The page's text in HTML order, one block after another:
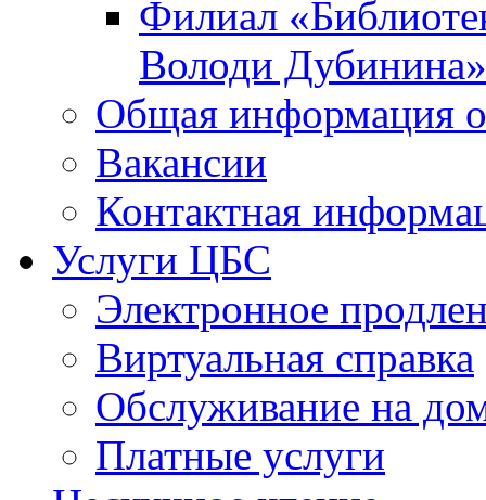
Филиал
Володи Дубинина»
Общая информация
Вакансии
Контактная
Услуги ЦБС
Электронное
Виртуальная справка
Обслуживание на
Платные услуги